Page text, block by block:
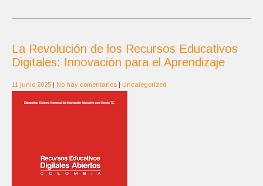
La Revolución de los Recursos Educativos
Digitales: Innovación para el Aprendizaje
11 junio 2025 | No hay comentarios | Uncategorized